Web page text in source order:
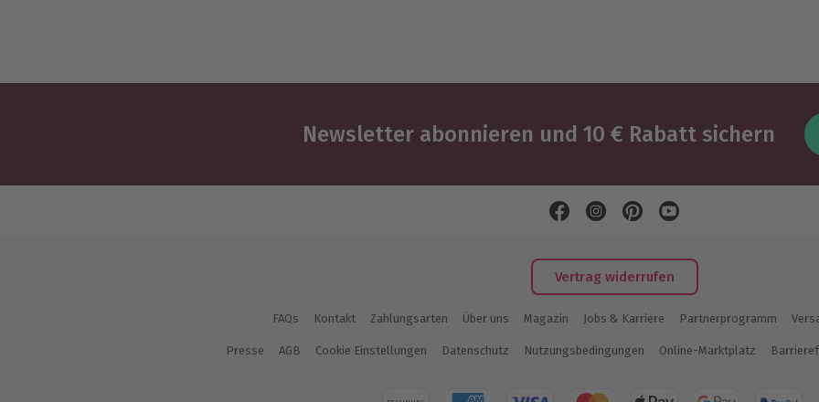
Newsletter abonnieren und 10 € Rabatt sichern
Vertrag widerrufen
FAQs Kontakt Zahlungsarten Über uns Magazin Jobs & Karriere Partnerprogramm
Presse AGB Cookie Einstellungen Datenschutz Nutzungsbedingungen Online-Marktplatz